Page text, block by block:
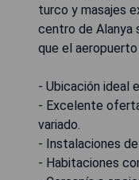
turco y masajes
centro de Alanya
que el
- Ubicación ideal
- Excelente
variado.
- Instalaciones
- Habitaciones